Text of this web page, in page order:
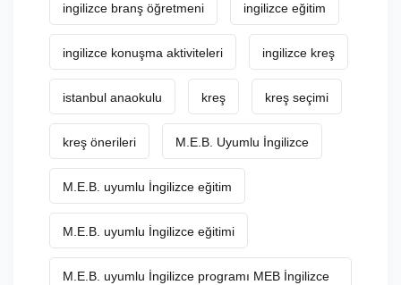
ingilizce branş öğretmeni ingilizce eğitim
ingilizce konuşma aktiviteleri ingilizce kreş
istanbul anaokulu kreş kreş seçimi
kreş önerileri M.E.B. Uyumlu İngilizce
M.E.B. uyumlu İngilizce eğitim
M.E.B. uyumlu İngilizce eğitimi
M.E.B. uyumlu İngilizce programı MEB İngilizce